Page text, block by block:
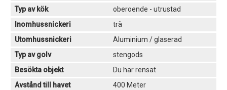
Typ av kök
oberoende - utrustad
Inomhussnickeri
trä
Utomhussnickeri
Aluminium / glaserad
Typ av golv
stengods
Besökta objekt
Du har rensat
Avstånd till havet
400 Meter